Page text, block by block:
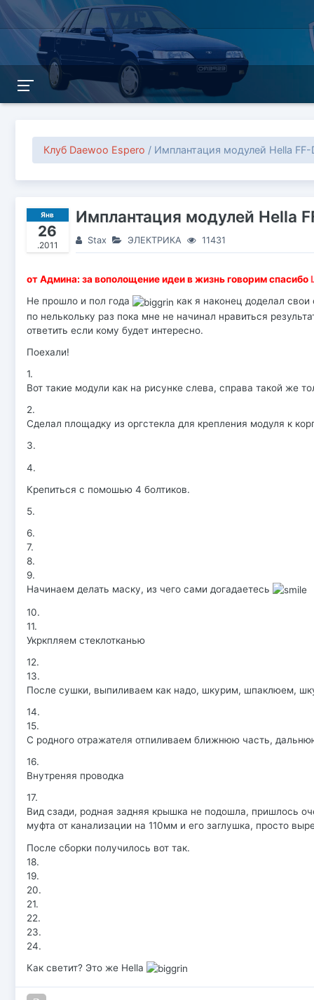
Клуб Daewoo Espero / Имплантация модулей Hella
Янв
26
.2011
Имплантация модулей Hella
Stax ЭЛЕКТРИКА 11431
от Админа: за вополощение идеи в жизнь говорим спасибо
Не прошло и пол года
как я наконец доделал
по нелькольку раз пока мне не начинал нравиться
ответить если кому будет интересно.
Поехали!
1.
Вот такие модули как на рисунке слева, справа такой же
2.
Сделал площадку из оргстекла для крепления модуля к
3.
4.
Крепиться с помошью 4 болтиков.
5.
6.
7.
8.
9.
Начинаем делать маску, из чего сами догадаетесь
10.
11.
Укркпляем стеклотканью
12.
13.
После сушки, выпиливаем как надо, шкурим, шпаклюем,
14.
15.
С родного отражателя отпиливаем ближнюю часть,
16.
Внутреняя проводка
17.
Вид сзади, родная задняя крышка не подошла, пришлось
муфта от канализации на 110мм и его заглушка, просто
После сборки получилось вот так.
18.
19.
20.
21.
22.
23.
24.
Как светит? Это же Hella